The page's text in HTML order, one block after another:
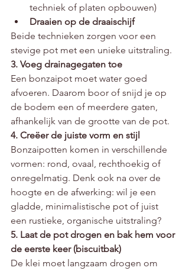
techniek of platen opbouwen)
Draaien op de draaischijf
Beide technieken zorgen voor een
stevige pot met een unieke uitstraling.
3. Voeg drainagegaten toe
Een bonzaipot moet water goed
afvoeren. Daarom boor of snijd je op
de bodem een of meerdere gaten,
afhankelijk van de grootte van de pot.
4. Creëer de juiste vorm en stijl
Bonzaipotten komen in verschillende
vormen: rond, ovaal, rechthoekig of
onregelmatig. Denk ook na over de
hoogte en de afwerking: wil je een
gladde, minimalistische pot of juist
een rustieke, organische uitstraling?
5. Laat de pot drogen en bak hem voor
de eerste keer (biscuitbak)
De klei moet langzaam drogen om